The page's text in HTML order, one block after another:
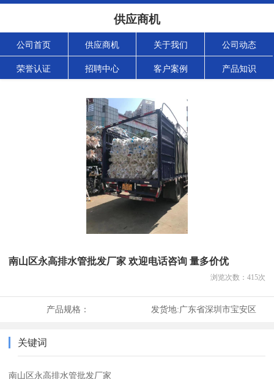
供应商机
公司首页 供应商机 关于我们 公司动态
荣誉认证 招聘中心 客户案例 产品知识
南山区永高排水管批发厂家 欢迎电话咨询 量多价优
浏览次数： 415次
产品规格： 发货地:广东省深圳市宝安区
关键词
南山区永高排水管批发厂家